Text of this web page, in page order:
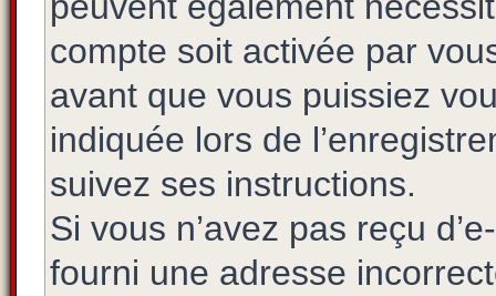
compte soit activée par
avant que vous puissiez
indiquée lors de
suivez ses instructions.
Si vous n’avez pas reçu
fourni une adresse